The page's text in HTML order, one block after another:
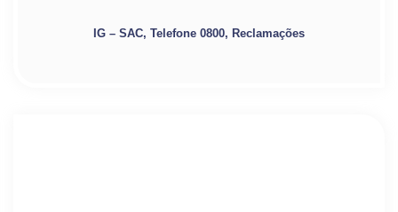
IG – SAC, Telefone 0800, Reclamações